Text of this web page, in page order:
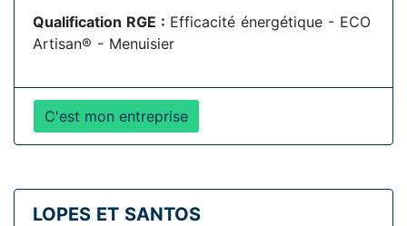
Qualification RGE : Efficacité énergétique - ECO
Artisan® - Menuisier
C'est mon entreprise
LOPES ET SANTOS